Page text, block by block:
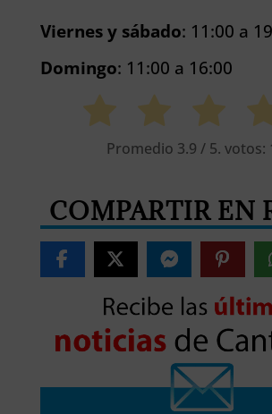
Viernes y sábado: 11:00 a
Domingo: 11:00 a 16:00
Promedio 3.9 / 5. votos:
COMPARTIR EN